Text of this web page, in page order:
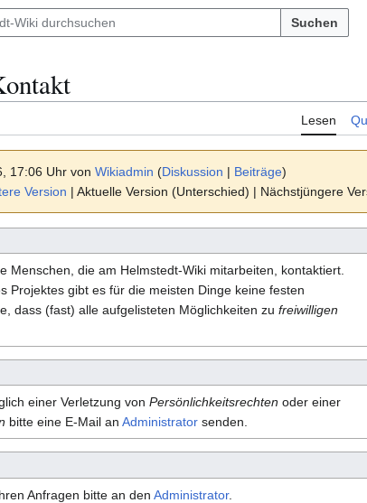
Suchen
Lesen
17:06 Uhr von Wikiadmin (Diskussion | Beiträge)
Version | Aktuelle Version (Unterschied) | Nächstjüngere
Menschen, die am Helmstedt-Wiki mitarbeiten, kontaktiert.
Projektes gibt es für die meisten Dinge keine festen
dass (fast) alle aufgelisteten Möglichkeiten zufreiwilligen
einer Verletzung vonPersönlichkeitsrechten oder einer
bitte eine E-Mail anAdministrator senden.
Anfragen bitte an denAdministrator.